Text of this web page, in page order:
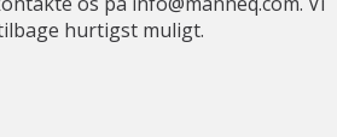
hurtigst muligt.